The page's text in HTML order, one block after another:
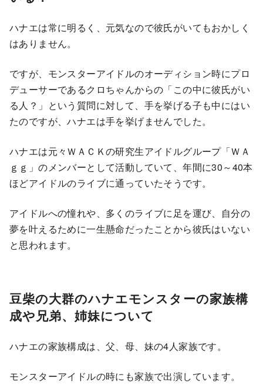
ハナエは常に明るく、元気なので彼氏がいてもおかしく
はありません。
ですが、モンスターアイドルのオーディション時にプロ
デューサーであるクロちゃんからの「この中に彼氏がい
る人？」という質問に対して、手を挙げる子も中にはい
たのですが、ハナエは手を挙げませんでした。
ハナエは元々ＷＡＣＫの研究生アイドルグループ「ＷＡ
ｇｇ」のメンバーとして活動していて、年間に30～40本
ほどアイドルのライブに通っていたそうです。
アイドルへの憧れや、多くのライブに足を運び、自分の
夢を叶えるために一生懸命だったことから彼氏はいない
と思われます。
豆柴の大群のハナエモンスターの家族構
成や兄弟、姉妹について
ハナエの家族構成は、父、母、妹の4人家族です。
モンスターアイドルの時にも家族で出演しています。